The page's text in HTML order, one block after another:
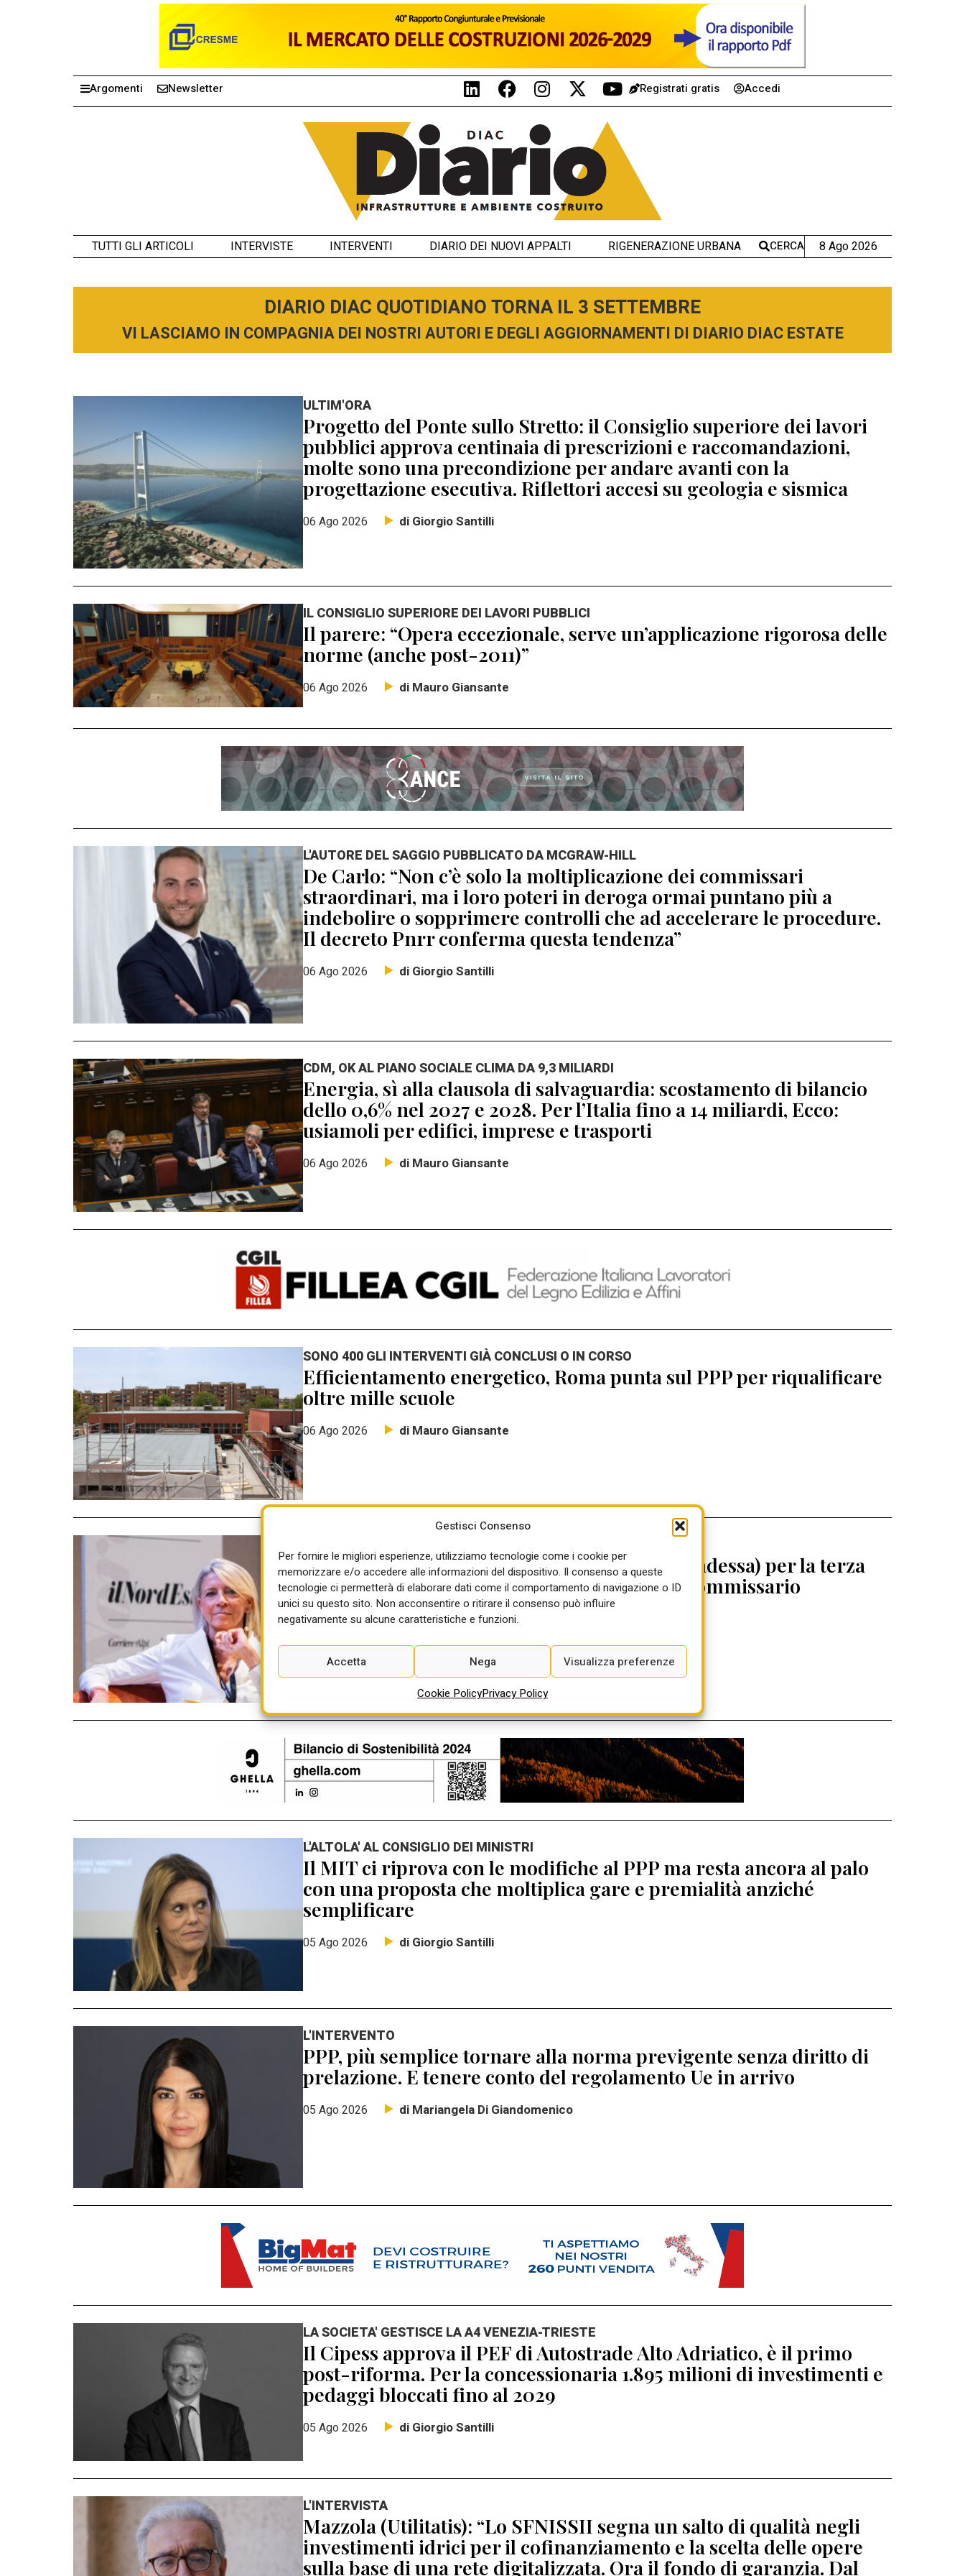
Gestisci Consenso
Per fornire le migliori esperienze, utilizziamo tecnologie come i cookie per
memorizzare e/o accedere alle informazioni del dispositivo. Il consenso a queste
tecnologie ci permetterà di elaborare dati come il comportamento di navigazione o ID
unici su questo sito. Non acconsentire o ritirare il consenso può influire
negativamente su alcune caratteristiche e funzioni.
Accetta Nega Visualizza preferenze
Cookie PolicyPrivacy Policy
Argomenti Newsletter Registrati gratis Accedi
TUTTI GLI ARTICOLI INTERVISTE INTERVENTI DIARIO DEI NUOVI APPALTI RIGENERAZIONE URBANA CERCA 8 Ago 2026
DIARIO DIAC QUOTIDIANO TORNA IL 3 SETTEMBRE
VI LASCIAMO IN COMPAGNIA DEI NOSTRI AUTORI E DEGLI AGGIORNAMENTI DI DIARIO DIAC ESTATE
ULTIM'ORA
Progetto del Ponte sullo Stretto: il Consiglio superiore dei lavori
pubblici approva centinaia di prescrizioni e raccomandazioni,
molte sono una precondizione per andare avanti con la
progettazione esecutiva. Riflettori accesi su geologia e sismica
06 Ago 2026 di Giorgio Santilli
IL CONSIGLIO SUPERIORE DEI LAVORI PUBBLICI
Il parere: “Opera eccezionale, serve un’applicazione rigorosa delle
norme (anche post-2011)”
06 Ago 2026 di Mauro Giansante
L'AUTORE DEL SAGGIO PUBBLICATO DA MCGRAW-HILL
De Carlo: “Non c’è solo la moltiplicazione dei commissari
straordinari, ma i loro poteri in deroga ormai puntano più a
indebolire o sopprimere controlli che ad accelerare le procedure.
Il decreto Pnrr conferma questa tendenza”
06 Ago 2026 di Giorgio Santilli
CDM, OK AL PIANO SOCIALE CLIMA DA 9,3 MILIARDI
Energia, sì alla clausola di salvaguardia: scostamento di bilancio
dello 0,6% nel 2027 e 2028. Per l’Italia fino a 14 miliardi, Ecco:
usiamoli per edifici, imprese e trasporti
06 Ago 2026 di Mauro Giansante
SONO 400 GLI INTERVENTI GIÀ CONCLUSI O IN CORSO
Efficientamento energetico, Roma punta sul PPP per riqualificare
oltre mille scuole
06 Ago 2026 di Mauro Giansante
Parte il programma di ADD Italy Living (Abbadessa) per la terza
gamba del Piano casa: Elisabetta Pellegrini commissario
05 Ago 2026
L'ALTOLA' AL CONSIGLIO DEI MINISTRI
Il MIT ci riprova con le modifiche al PPP ma resta ancora al palo
con una proposta che moltiplica gare e premialità anziché
semplificare
05 Ago 2026 di Giorgio Santilli
L'INTERVENTO
PPP, più semplice tornare alla norma previgente senza diritto di
prelazione. E tenere conto del regolamento Ue in arrivo
05 Ago 2026 di Mariangela Di Giandomenico
LA SOCIETA' GESTISCE LA A4 VENEZIA-TRIESTE
Il Cipess approva il PEF di Autostrade Alto Adriatico, è il primo
post-riforma. Per la concessionaria 1.895 milioni di investimenti e
pedaggi bloccati fino al 2029
05 Ago 2026 di Giorgio Santilli
L'INTERVISTA
Mazzola (Utilitatis): “Lo SFNISSII segna un salto di qualità negli
investimenti idrici per il cofinanziamento e la scelta delle opere
sulla base di una rete digitalizzata. Ora il fondo di garanzia. Dal